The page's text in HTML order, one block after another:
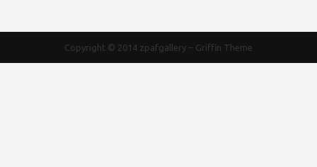
Copyright © 2014 zpafgallery – Griffin Theme